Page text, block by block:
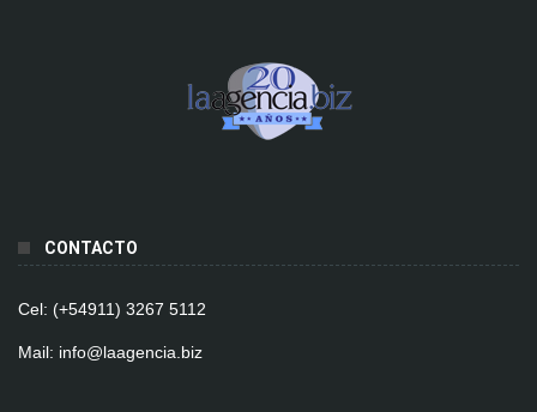
CONTACTO
Cel: (+54911) 3267 5112
Mail: info@laagencia.biz